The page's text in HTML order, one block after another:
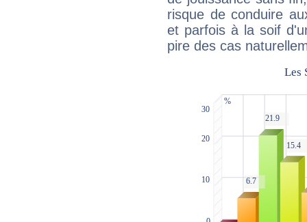
risque de conduire
et parfois à la soif
pire des cas